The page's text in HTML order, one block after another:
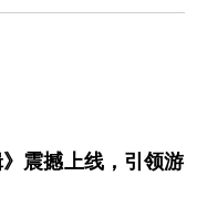
》震撼上线，引领游